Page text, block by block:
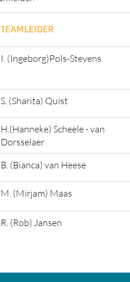
TEAMLEIDER
I. (Ingeborg)Pols-Stevens
S. (Sharita) Quist
H.(Hanneke) Scheele - van
Dorsselaer
B. (Bianca) van Heese
M. (Mirjam) Maas
R. (Rob) Jansen